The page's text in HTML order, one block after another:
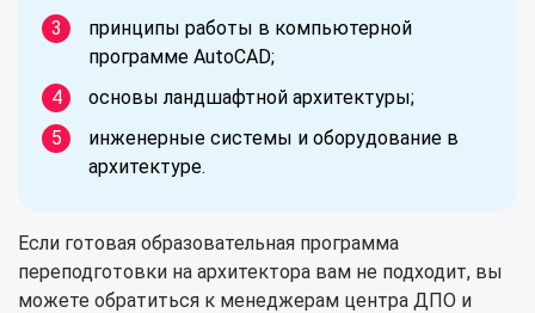
принципы работы в компьютерной
программе AutoCAD;
основы ландшафтной архитектуры;
инженерные системы и оборудование в
архитектуре.
Если готовая образовательная программа
переподготовки на архитектора вам не подходит, вы
можете обратиться к менеджерам центра ДПО и